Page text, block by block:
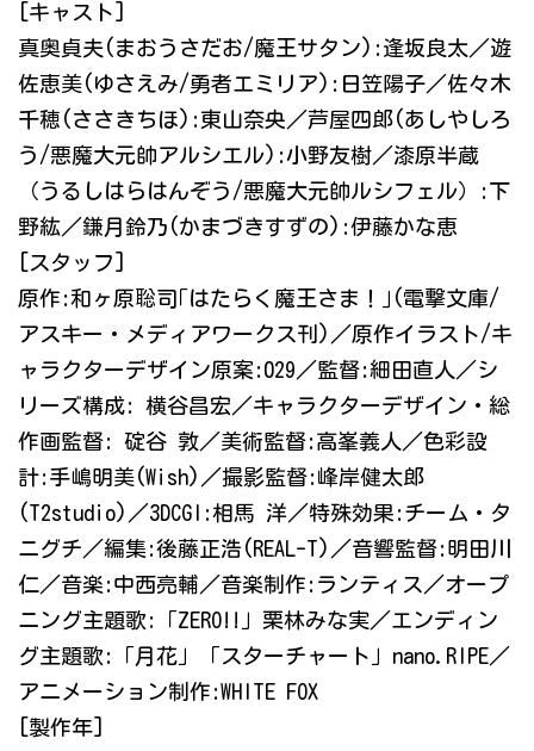
[キャスト]
真奥貞夫(まおうさだお/魔王サタン):逢坂良太／遊
佐恵美(ゆさえみ/勇者エミリア):日笠陽子／佐々木
千穂(ささきちほ):東山奈央／芦屋四郎(あしやしろ
う/悪魔大元帥アルシエル):小野友樹／漆原半蔵
（うるしはらはんぞう/悪魔大元帥ルシフェル）:下
野紘／鎌月鈴乃(かまづきすずの):伊藤かな恵
[スタッフ]
原作:和ヶ原聡司｢はたらく魔王さま！｣(電撃文庫/
アスキー・メディアワークス刊)／原作イラスト/キ
ャラクターデザイン原案:029／監督:細田直人／シ
リーズ構成: 横谷昌宏／キャラクターデザイン・総
作画監督: 碇谷 敦／美術監督:高峯義人／色彩設
計:手嶋明美(Wish)／撮影監督:峰岸健太郎
(T2studio)／3DCGI:相馬 洋／特殊効果:チーム・タ
ニグチ／編集:後藤正浩(REAL-T)／音響監督:明田川
仁／音楽:中西亮輔／音楽制作:ランティス／オープ
ニング主題歌:「ZERO!!」栗林みな実／エンディン
グ主題歌:「月花」「スターチャート」nano.RIPE／
アニメーション制作:WHITE FOX
[製作年]